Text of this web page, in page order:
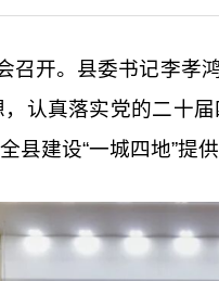
召开。县委书记李孝
认真落实党的二十
建设“一城四地”提